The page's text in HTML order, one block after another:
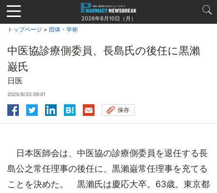
Jump
to
navigation
2026年8月10日（月）
トップページ > 団体・学術
中医協診療側委員、長島氏の後任に黒瀨
巌氏
日医
2025/8/20 09:01
保存
日本医師会は、中医協の診療側委員を退任する長
島公之常任理事の後任に、黒瀨巌常任理事を充てる
ことを決めた。 黒瀨氏は慶応大卒。63歳。東京都